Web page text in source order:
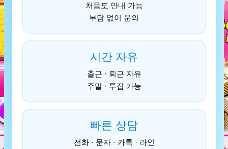
처음도 안내 가능
부담 없이 문의
시간 자유
출근 · 퇴근 자유
주말 · 투잡 가능
빠른 상담
전화 · 문자 · 카톡 · 라인